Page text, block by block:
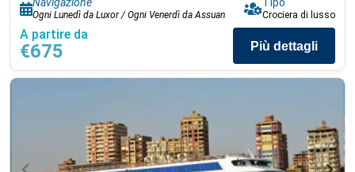
Ogni Lunedì da Luxor / Ogni Venerdì da Assuan Crociera di lusso
A partire da
€675 Più dettagli